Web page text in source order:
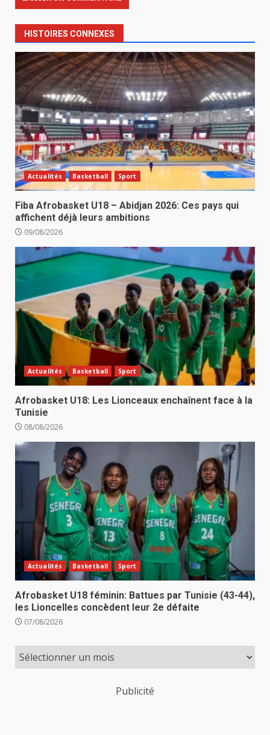
HISTOIRES CONNEXES
Actualités Basketball Sport
Fiba Afrobasket U18 – Abidjan 2026: Ces pays qui
affichent déjà leurs ambitions
09/08/2026
Actualités Basketball Sport
Afrobasket U18: Les Lionceaux enchaînent face à la
Tunisie
08/08/2026
Actualités Basketball Sport
Afrobasket U18 féminin: Battues par Tunisie (43-44),
les Lioncelles concèdent leur 2e défaite
07/08/2026
Publicité